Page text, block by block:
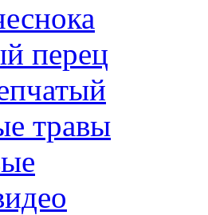
перец
травы